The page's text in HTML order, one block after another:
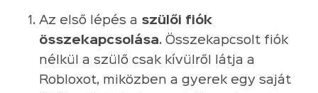
Az első lépés a szülői fiók
összekapcsolása. Összekapcsolt fiók
nélkül a szülő csak kívülről látja a
Robloxot, miközben a gyerek egy saját